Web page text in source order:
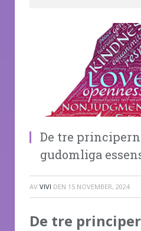
De tre
gudomliga
AV VIVI DEN 15 NOVEMBER, 2024
De tre